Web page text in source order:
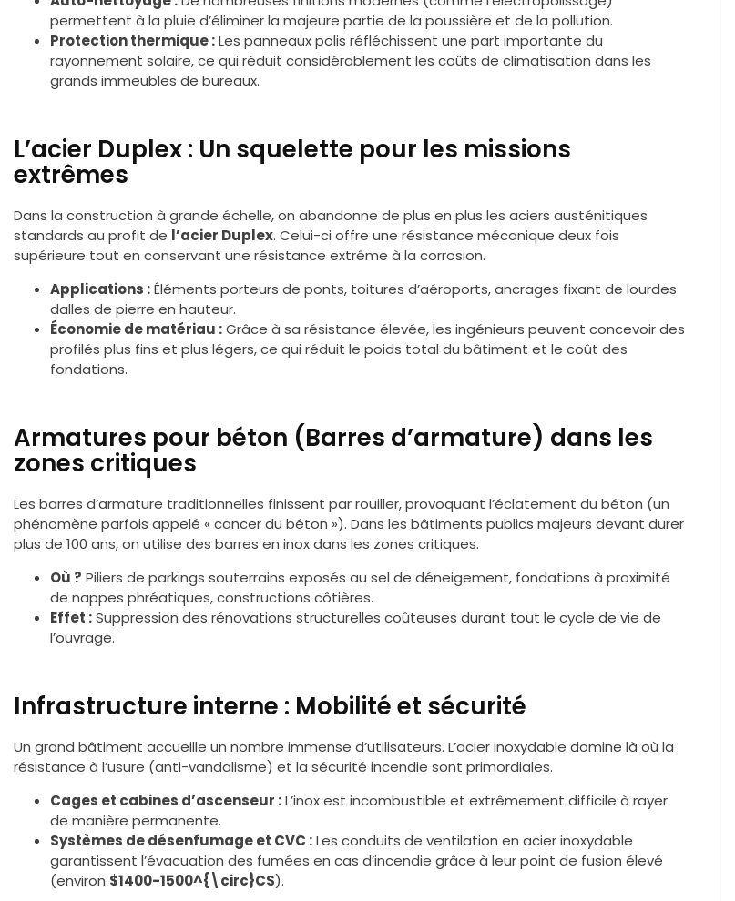
permettent à la pluie d’éliminer la majeure partie de la poussière et de la pollution.
Protection thermique :Les panneaux polis réfléchissent une part importante du
rayonnement solaire, ce qui réduit considérablement les coûts de climatisation dans les
grands immeubles de bureaux.
L’acier Duplex : Un squelette pour les missions
extrêmes
Dans la construction à grande échelle, on abandonne de plus en plus les aciers austénitiques
standards au profit de l’acier Duplex. Celui-ci offre une résistance mécanique deux fois
supérieure tout en conservant une résistance extrême à la corrosion.
Applications :Éléments porteurs de ponts, toitures d’aéroports, ancrages fixant de lourdes
dalles de pierre en hauteur.
Économie de matériau :Grâce à sa résistance élevée, les ingénieurs peuvent concevoir des
profilés plus fins et plus légers, ce qui réduit le poids total du bâtiment et le coût des
fondations.
Armatures pour béton (Barres d’armature) dans les
zones critiques
Les barres d’armature traditionnelles finissent par rouiller, provoquant l’éclatement du béton (un
phénomène parfois appelé « cancer du béton »). Dans les bâtiments publics majeurs devant durer
plus de 100 ans, on utilise des barres en inox dans les zones critiques.
Où ? Piliers de parkings souterrains exposés au sel de déneigement, fondations à proximité
de nappes phréatiques, constructions côtières.
Effet :Suppression des rénovations structurelles coûteuses durant tout le cycle de vie de
l’ouvrage.
Infrastructure interne : Mobilité et sécurité
Un grand bâtiment accueille un nombre immense d’utilisateurs. L’acier inoxydable domine là où la
résistance à l’usure (anti-vandalisme) et la sécurité incendie sont primordiales.
Cages et cabines d’ascenseur :L’inox est incombustible et extrêmement difficile à rayer
de manière permanente.
Systèmes de désenfumage et CVC :Les conduits de ventilation en acier inoxydable
garantissent l’évacuation des fumées en cas d’incendie grâce à leur point de fusion élevé
(environ $1400-1500^{\circ}C$).